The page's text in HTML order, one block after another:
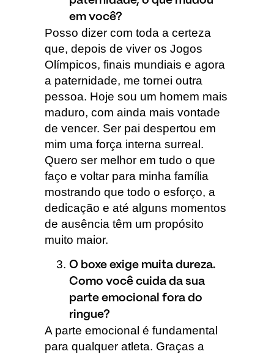
em você?
Posso dizer com toda a certeza
que, depois de viver os Jogos
Olímpicos, finais mundiais e agora
a paternidade, me tornei outra
pessoa. Hoje sou um homem mais
maduro, com ainda mais vontade
de vencer. Ser pai despertou em
mim uma força interna surreal.
Quero ser melhor em tudo o que
faço e voltar para minha família
mostrando que todo o esforço, a
dedicação e até alguns momentos
de ausência têm um propósito
muito maior.
O boxe exige muita dureza.
Como você cuida da sua
parte emocional fora do
ringue?
A parte emocional é fundamental
para qualquer atleta. Graças a